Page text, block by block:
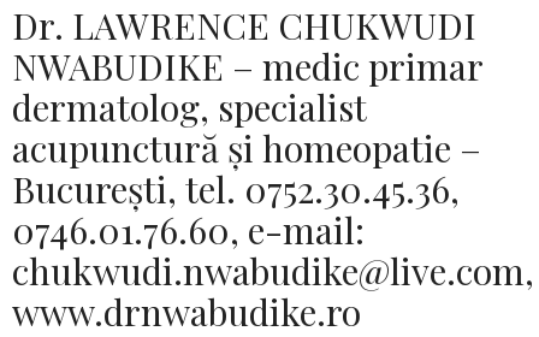
Dr. LAWRENCE CHUKWUDI
NWABUDIKE – medic primar
dermatolog, specialist
acupunctură și homeopatie –
București, tel. 0752.30.45.36,
0746.01.76.60, e-mail:
chukwudi.nwabudike@live.com,
www.drnwabudike.ro